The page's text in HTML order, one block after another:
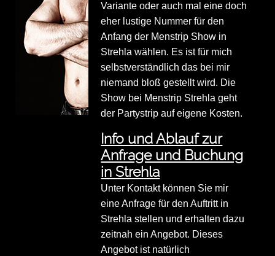
Variante oder auch mal eine doch
eher lustige Nummer für den
Anfang der Menstrip Show in
Strehla wählen. Es ist für mich
selbstverständlich das bei mir
niemand bloß gestellt wird. Die
Show bei Menstrip Strehla geht
der Partystrip auf eigene Kosten.
Info und Ablauf zur
Anfrage und Buchung
in Strehla
Unter Kontakt können Sie mir
eine Anfrage für den Auftritt in
Strehla stellen und erhalten dazu
zeitnah ein Angebot. Dieses
Angebot ist natürlich